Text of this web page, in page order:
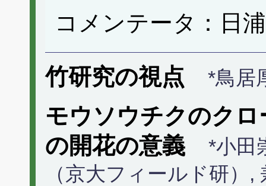
コメンテータ：日
竹研究の視点 *鳥居
モウソウチクのク
の開花の意義
*小田
（京大フィールド研）